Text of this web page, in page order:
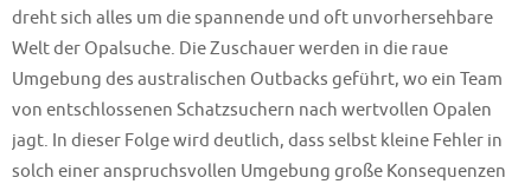
dreht sich alles um die spannende und oft unvorhersehbare
Welt der Opalsuche. Die Zuschauer werden in die raue
Umgebung des australischen Outbacks geführt, wo ein Team
von entschlossenen Schatzsuchern nach wertvollen Opalen
jagt. In dieser Folge wird deutlich, dass selbst kleine Fehler in
solch einer anspruchsvollen Umgebung große Konsequenzen